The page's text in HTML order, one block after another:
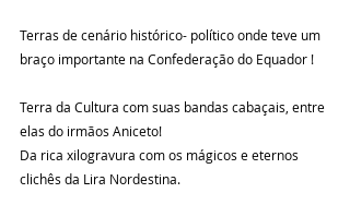
Terras de cenário histórico- político onde teve um
braço importante na Confederação do Equador !
Terra da Cultura com suas bandas cabaçais, entre
elas do irmãos Aniceto!
Da rica xilogravura com os mágicos e eternos
clichês da Lira Nordestina.